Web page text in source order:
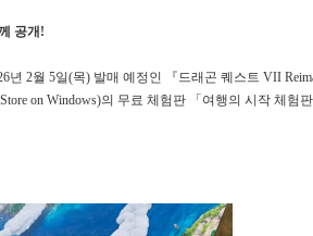
공개!
2월 5일(목) 발매 예정인 『드래곤 퀘스트 VII
on Windows)의 무료 체험판 「여행의 시작 체험